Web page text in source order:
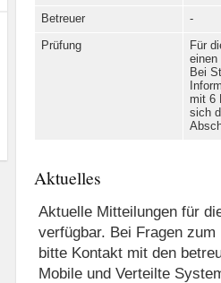
Betreuer -
Prüfung
Für
einen
Bei
mit 6
sich
Aktuelles
Aktuelle Mitteilungen für
verfügbar. Bei Fragen
bitte Kontakt mit den
Mobile und Verteilte